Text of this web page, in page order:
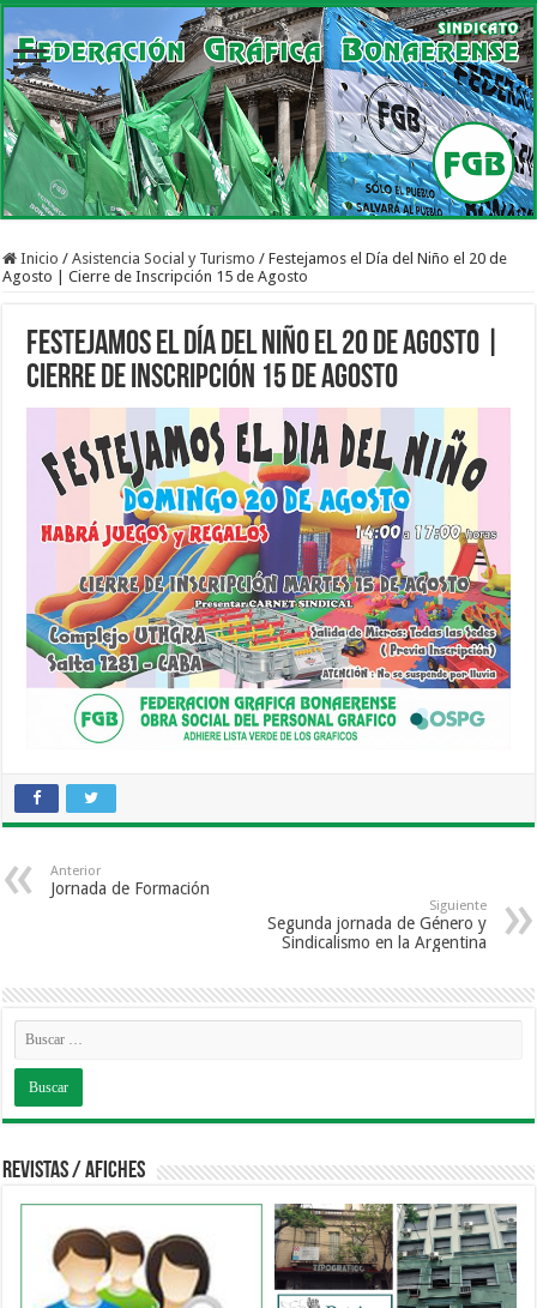
Inicio / Asistencia Social y Turismo / Festejamos el Día del Niño el 20 de
Agosto | Cierre de Inscripción 15 de Agosto
Festejamos el Día del Niño el 20 de Agosto |
Cierre de Inscripción 15 de Agosto
Anterior
Jornada de Formación
Siguiente
Segunda jornada de Género y
Sindicalismo en la Argentina
Revistas / Afiches